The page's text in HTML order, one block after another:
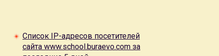
Список IP-адресов посетителей
сайта www.school.buraevo.com за